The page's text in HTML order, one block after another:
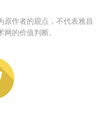
原作者的观点，不代表雅昌
的价值判断。